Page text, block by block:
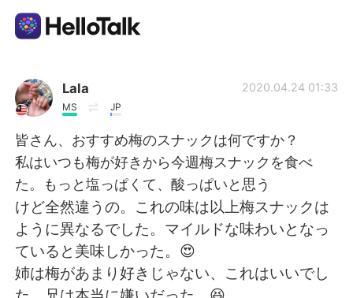
Aplicación de intercambio de idiomas
AI Grammar Checker
Español
English 简体中文
繁體中文 العربية
Lala
MS JP
2020.04.24 01:33
皆さん、おすすめ梅のスナックは何ですか？
私はいつも梅が好きから今週梅スナックを食べ
た。もっと塩っぱくて、酸っぱいと思う
けど全然違うの。これの味は以上梅スナックは
ように異なるでした。マイルドな味わいとなっ
ていると美味しかった。😍
姉は梅があまり好きじゃない、これはいいでし